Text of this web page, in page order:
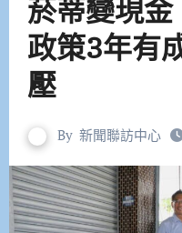
菸蒂變現
政策3年有
壓
By 新聞聯訪中心